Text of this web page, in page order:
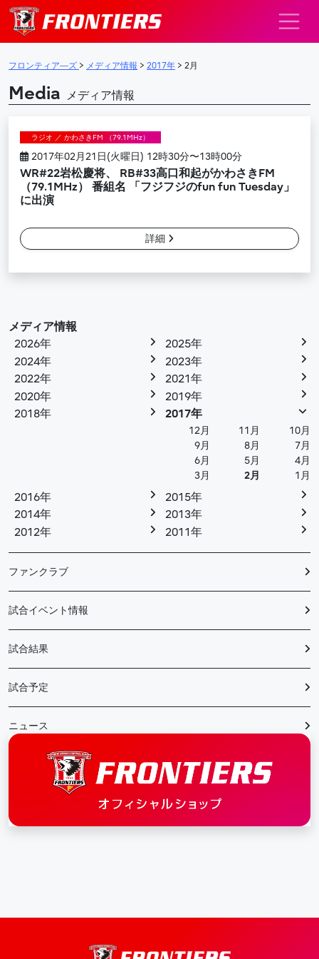
メインナビゲーション
フロンティア―ズ > メディア情報 > 2017年 > 2月
Media メディア情報
ラジオ ／ かわさきFM （79.1MHz）
2017年02月21日(火曜日) 12時30分〜13時00分
WR#22岩松慶将、 RB#33高口和起がかわさきFM
（79.1MHz） 番組名 「フジフジのfun fun Tuesday」
に出演
詳細
メディア情報
2026年
2025年
2024年
2023年
2022年
2021年
2020年
2019年
2018年
2017年
12月 11月
10月
9月
8月
7月
6月
5月
4月
3月
2月 1月
2016年
2015年
2014年
2013年
2012年
2011年
ファンクラブ
試合イベント情報
試合結果
試合予定
ニュース